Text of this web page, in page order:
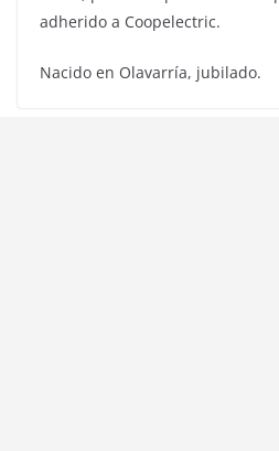
adherido a Coopelectric.
Nacido en Olavarría, jubilado.